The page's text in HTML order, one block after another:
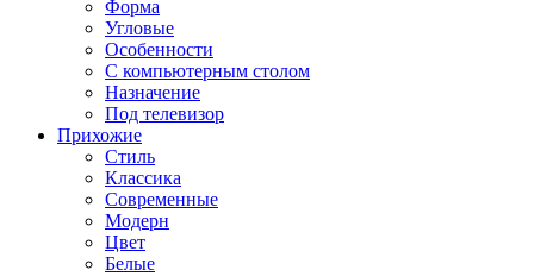
Форма
Угловые
Особенности
С компьютерным столом
Назначение
Под телевизор
Прихожие
Стиль
Классика
Современные
Модерн
Цвет
Белые